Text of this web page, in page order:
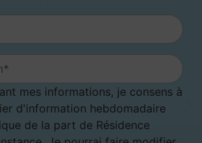
ARTICLE SUIVANT
Menu du 16 mai au 22 mai 2022
mes informations, je consens à
d'information hebdomadaire
de la part de Résidence